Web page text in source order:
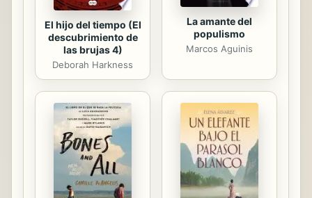
El hijo del tiempo (El
descubrimiento de
las brujas 4)
Deborah Harkness
La amante del
populismo
Marcos Aguinis